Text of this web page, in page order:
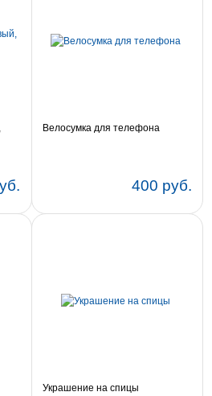
Велосумка для телефона
400 руб.
Украшение на спицы